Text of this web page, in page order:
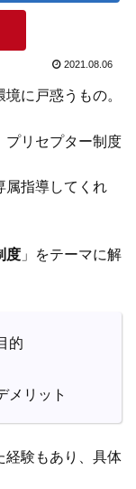
2021.08.06
に戸惑うもの。
プリセプター制度
属指導してくれ
度 」をテーマに解
的
メリット
経験もあり、具体